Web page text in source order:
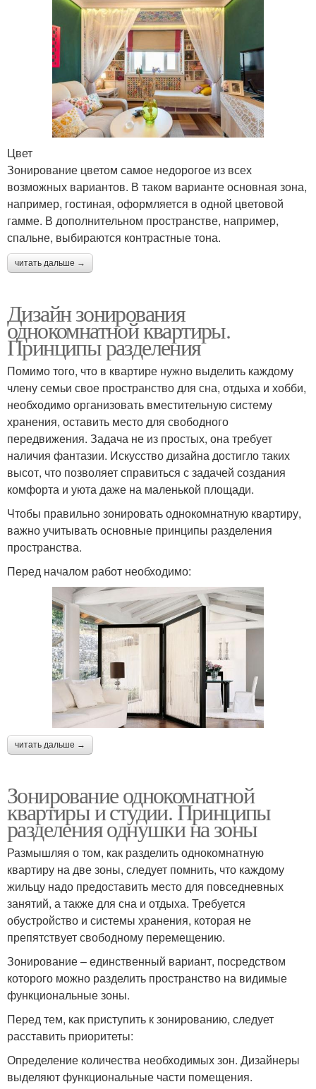
Цвет
Зонирование цветом самое недорогое из всех
возможных вариантов. В таком варианте основная зона,
например, гостиная, оформляется в одной цветовой
гамме. В дополнительном пространстве, например,
спальне, выбираются контрастные тона.
читать дальше →
Дизайн зонирования
однокомнатной квартиры.
Принципы разделения
Помимо того, что в квартире нужно выделить каждому
члену семьи свое пространство для сна, отдыха и хобби,
необходимо организовать вместительную систему
хранения, оставить место для свободного
передвижения. Задача не из простых, она требует
наличия фантазии. Искусство дизайна достигло таких
высот, что позволяет справиться с задачей создания
комфорта и уюта даже на маленькой площади.
Чтобы правильно зонировать однокомнатную квартиру,
важно учитывать основные принципы разделения
пространства.
Перед началом работ необходимо:
читать дальше →
Зонирование однокомнатной
квартиры и студии. Принципы
разделения однушки на зоны
Размышляя о том, как разделить однокомнатную
квартиру на две зоны, следует помнить, что каждому
жильцу надо предоставить место для повседневных
занятий, а также для сна и отдыха. Требуется
обустройство и системы хранения, которая не
препятствует свободному перемещению.
Зонирование – единственный вариант, посредством
которого можно разделить пространство на видимые
функциональные зоны.
Перед тем, как приступить к зонированию, следует
расставить приоритеты:
Определение количества необходимых зон. Дизайнеры
выделяют функциональные части помещения.